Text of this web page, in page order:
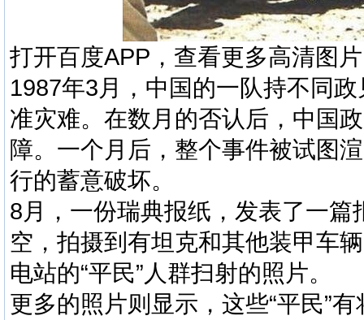
打开百度APP，查看更多高清图片
1987年3月，中国的一队持不同
准灾难。在数月的否认后，中国
障。一个月后，整个事件被试图
行的蓄意破坏。
8月，一份瑞典报纸，发表了一
空，拍摄到有坦克和其他装甲车
电站的“平民”人群扫射的照片。
更多的照片则显示，这些“平民”